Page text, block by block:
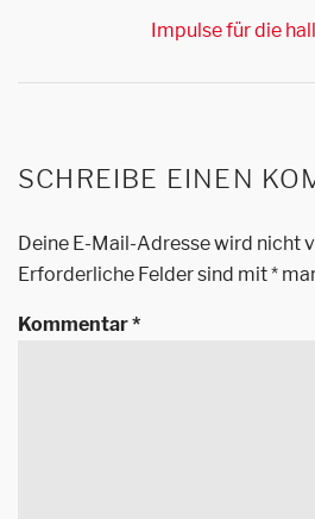
Impulse für die
SCHREIBE EINEN
Deine E-Mail-Adresse wird nicht
Erforderliche Felder sind mit*
Kommentar*